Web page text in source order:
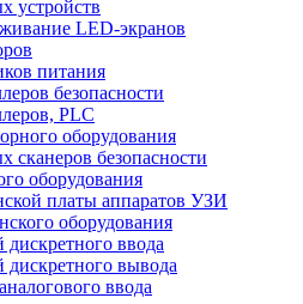
устройств
LED-экранов
питания
безопасности
PLC
оборудования
сканеров безопасности
оборудования
платы аппаратов УЗИ
оборудования
ввода
дискретного вывода
ввода